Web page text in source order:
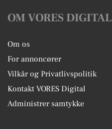
OM VORES DIGITAL
Om os
For annoncører
Vilkår og Privatlivspolitik
Kontakt VORES Digital
Administrer samtykke